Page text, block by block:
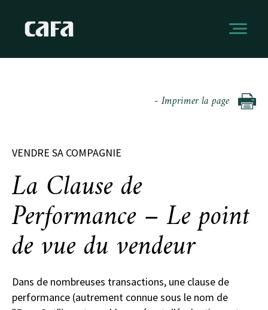
- Imprimer la page
VENDRE SA COMPAGNIE
La Clause de
Performance – Le point
de vue du vendeur
Dans de nombreuses transactions, une clause de
performance (autrement connue sous le nom de